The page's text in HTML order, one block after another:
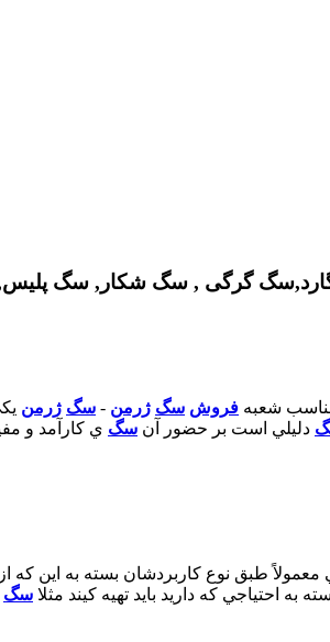
گرگی , سگ شکار, سگ
شعبه فروش سگ ژرمن - سگ ژرمن
دليلي است بر حضور آن سگ ي کارآمد و
معمولاً طبق نوع کاربردشان بسته به اين که
احتياجي که داريد بايد تهيه کيند مثلا سگ